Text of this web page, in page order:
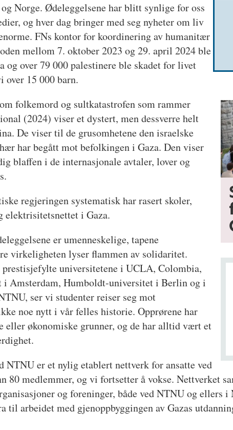
Norge. Ødeleggelsene har blitt synlige for oss
og hver dag bringer med seg nyheter om liv
FNs kontor for koordinering av humanitær
mellom 7. oktober 2023 og 29. april 2024 ble
og over 79 000 palestinere ble skadet for livet
15 000 barn.
folkemord og sultkatastrofen som rammer
(2024) viser et dystert, men dessverre helt
De viser til de grusomhetene den israelske
har begått mot befolkingen i Gaza. Den viser
blaffen i de internasjonale avtaler, lover og
regjeringen systematisk har rasert skoler,
elektrisitetsnettet i Gaza.
er umenneskelige, tapene
virkeligheten lyser flammen av solidaritet.
prestisjefylte universitetene i UCLA, Colombia,
i Amsterdam, Humboldt-universitet i Berlin og i
ser vi studenter reiser seg mot
noe nytt i vår felles historie. Opprørene har
økonomiske grunner, og de har alltid vært et
NTNU er et nylig etablert nettverk for ansatte ved
medlemmer, og vi fortsetter å vokse. Nettverket
og foreninger, både ved NTNU og ellers
til arbeidet med gjenoppbyggingen av Gazas